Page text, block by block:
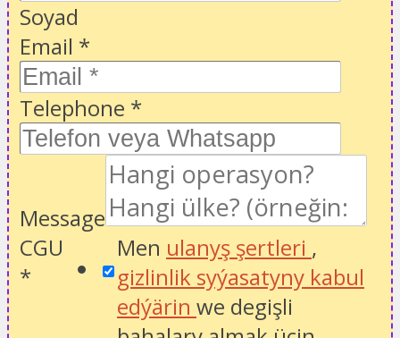
Soyad
Email *
Telephone *
Message
CGU
*
Men ulanyş şertleri ,
gizlinlik syýasatyny kabul
edýärin we degişli